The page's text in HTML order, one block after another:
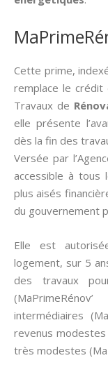
Cette prime,
remplace le crédit
Travaux de
elle présente
dès la fin des
Versée par
accessible à tous
plus aisés
du gouvernement
Elle est
logement, sur 5
des travaux
intermédiaires
revenus
très modestes